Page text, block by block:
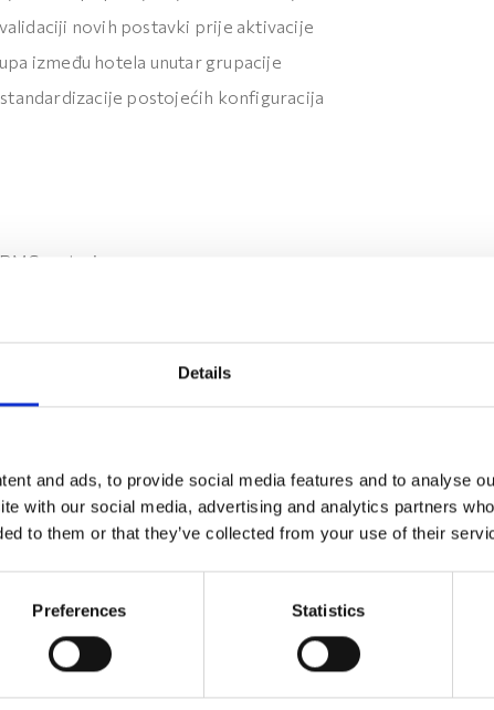
Details
and ads, to provide social media features and to analyse
with our social media, advertising and analytics partners
to them or that they’ve collected from your use of their
Preferences Statistics
novih postavki prije aktivacije
između hotela unutar grupacije
postojećih konfiguracija
sustavima
knjiženja
kao što su package codes, rate codes, transaction
mapiranja
i odgovornosti
dionika i rada u strukturiranom okruženju
alatima, posebno Excela
koji imaju:
grupaciji ili multi-property okruženju